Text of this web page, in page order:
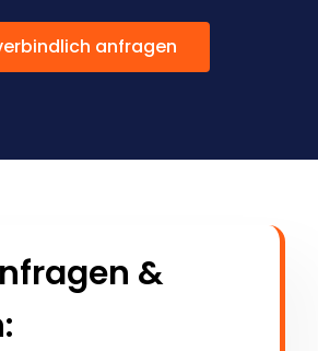
anfragen
&